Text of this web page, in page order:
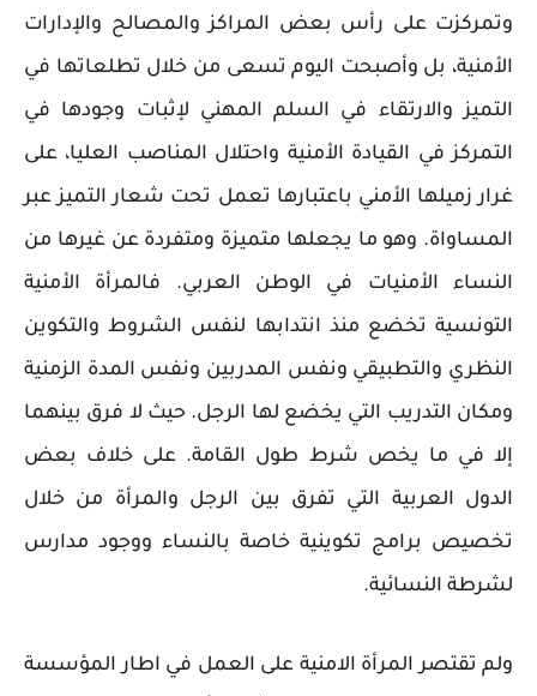
وتمركزت على رأس بعض المراكز والمصالح والإدارات
الأمنية، بل وأصبحت اليوم تسعى من خلال تطلعاتها في
التميز والارتقاء في السلم المهني لإثبات وجودها في
التمركز في القيادة الأمنية واحتلال المناصب العليا، على
غرار زميلها الأمني باعتبارها تعمل تحت شعار التميز عبر
المساواة. وهو ما يجعلها متميزة ومتفردة عن غيرها من
النساء الأمنيات في الوطن العربي. فالمرأة الأمنية
التونسية تخضع منذ انتدابها لنفس الشروط والتكوين
النظري والتطبيقي ونفس المدربين ونفس المدة الزمنية
ومكان التدريب التي يخضع لها الرجل. حيث لا فرق بينهما
إلا في ما يخص شرط طول القامة. على خلاف بعض
الدول العربية التي تفرق بين الرجل والمرأة من خلال
تخصيص برامج تكوينية خاصة بالنساء ووجود مدارس
لشرطة النسائية.
ولم تقتصر المرأة الامنية على العمل في اطار المؤسسة